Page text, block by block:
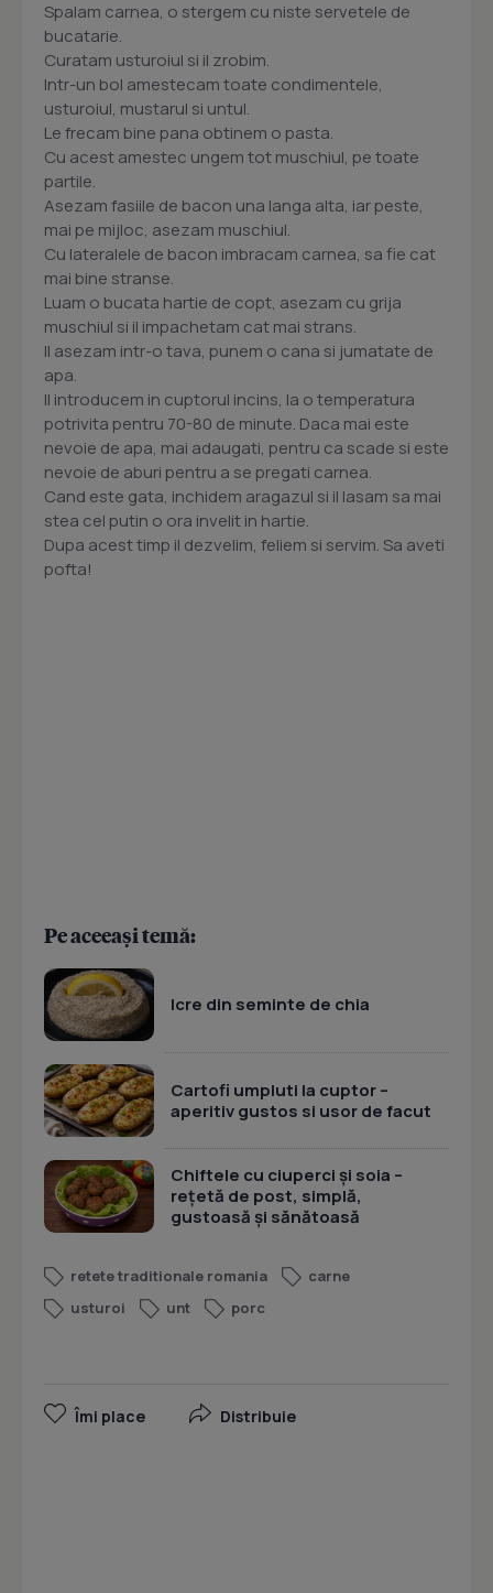
Spalam carnea, o stergem cu niste servetele de
bucatarie.
Curatam usturoiul si il zrobim.
Intr-un bol amestecam toate condimentele,
usturoiul, mustarul si untul.
Le frecam bine pana obtinem o pasta.
Cu acest amestec ungem tot muschiul, pe toate
partile.
Asezam fasiile de bacon una langa alta, iar peste,
mai pe mijloc, asezam muschiul.
Cu lateralele de bacon imbracam carnea, sa fie cat
mai bine stranse.
Luam o bucata hartie de copt, asezam cu grija
muschiul si il impachetam cat mai strans.
Il asezam intr-o tava, punem o cana si jumatate de
apa.
Il introducem in cuptorul incins, la o temperatura
potrivita pentru 70-80 de minute. Daca mai este
nevoie de apa, mai adaugati, pentru ca scade si este
nevoie de aburi pentru a se pregati carnea.
Cand este gata, inchidem aragazul si il lasam sa mai
stea cel putin o ora invelit in hartie.
Dupa acest timp il dezvelim, feliem si servim. Sa aveti
pofta!
Pe aceeași temă:
Icre din seminte de chia
Cartofi umpluti la cuptor –
aperitiv gustos si usor de facut
Chiftele cu ciuperci și soia –
rețetă de post, simplă,
gustoasă și sănătoasă
retete traditionale romania
carne
usturoi
unt porc
Îmi place Distribuie